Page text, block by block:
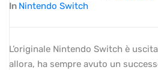
In Nintendo Switch
L’originale Nintendo Switch è
allora, ha sempre avuto un